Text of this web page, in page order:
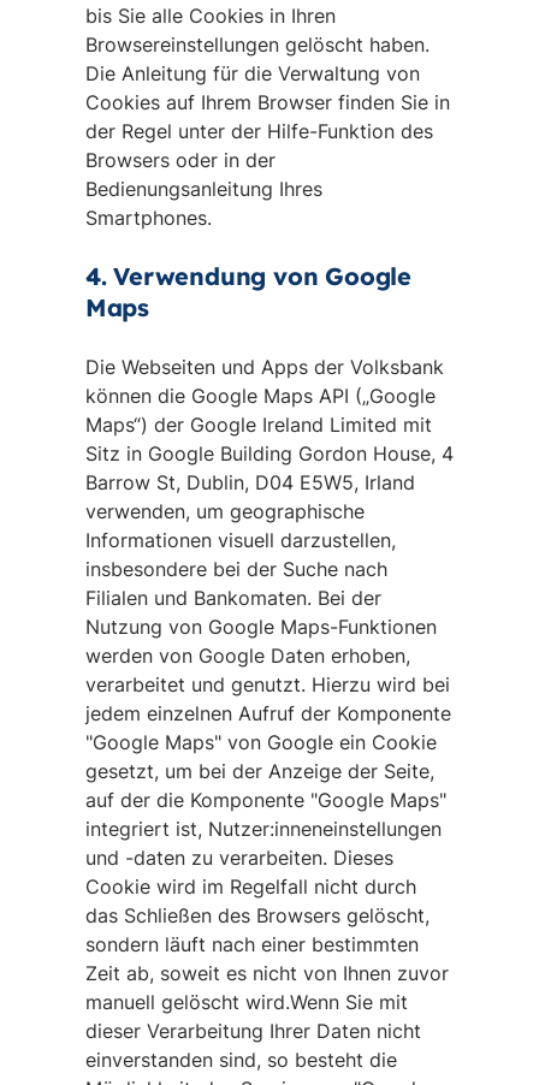
bis Sie alle Cookies in Ihren
Browsereinstellungen gelöscht haben.
Die Anleitung für die Verwaltung von
Cookies auf Ihrem Browser finden Sie in
der Regel unter der Hilfe-Funktion des
Browsers oder in der
Bedienungsanleitung Ihres
Smartphones.
4. Verwendung von Google
Maps
Die Webseiten und Apps der Volksbank
können die Google Maps API („Google
Maps“) der Google Ireland Limited mit
Sitz in Google Building Gordon House, 4
Barrow St, Dublin, D04 E5W5, Irland
verwenden, um geographische
Informationen visuell darzustellen,
insbesondere bei der Suche nach
Filialen und Bankomaten. Bei der
Nutzung von Google Maps-Funktionen
werden von Google Daten erhoben,
verarbeitet und genutzt. Hierzu wird bei
jedem einzelnen Aufruf der Komponente
"Google Maps" von Google ein Cookie
gesetzt, um bei der Anzeige der Seite,
auf der die Komponente "Google Maps"
integriert ist, Nutzer:inneneinstellungen
und -daten zu verarbeiten. Dieses
Cookie wird im Regelfall nicht durch
das Schließen des Browsers gelöscht,
sondern läuft nach einer bestimmten
Zeit ab, soweit es nicht von Ihnen zuvor
manuell gelöscht wird.Wenn Sie mit
dieser Verarbeitung Ihrer Daten nicht
einverstanden sind, so besteht die